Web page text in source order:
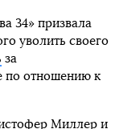
34» призвала
уволить своего
за
по отношению к
Миллер и